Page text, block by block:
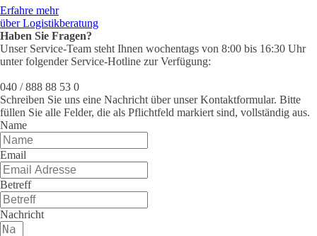
Erfahre mehr
über Logistikberatung
Haben Sie Fragen?
Unser Service-Team steht Ihnen wochentags von 8:00 bis 16:30 Uhr
unter folgender Service-Hotline zur Verfügung:
040 / 888 88 53 0
Schreiben Sie uns eine Nachricht über unser Kontaktformular. Bitte
füllen Sie alle Felder, die als Pflichtfeld markiert sind, vollständig aus.
Name
Email
Betreff
Nachricht